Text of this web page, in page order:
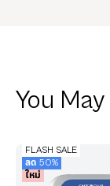
You
FLASH SALE
ลด 50%
ใหม่